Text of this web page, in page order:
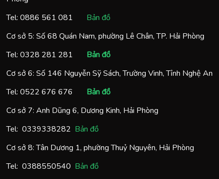
Tel: 0886 561 081
Bản đồ
Cơ sở 5: Số 68 Quán Nam, phường Lê Chân, TP. Hải Phòng
Tel: 0328 281 281
Bản đồ
Cơ sở 6: Số 146 Nguyễn Sỹ Sách, Trường Vinh, Tỉnh Nghệ An
Tel: 0522 676 676
Bản đồ
Cơ sở 7: Anh Dũng 6, Dương Kinh, Hải Phòng
Tel: 0339338282 Bản đồ
Cơ sở 8: Tân Dương 1, phường Thuỷ Nguyên, Hải Phòng
Tel: 0388550540 Bản đồ